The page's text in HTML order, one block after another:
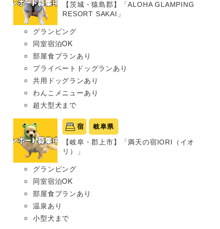
【茨城・猿島郡】「ALOHA GLAMPING
RESORT SAKAI」
グランピング
同室宿泊OK
部屋食プランあり
プライベートドッグランあり
共用ドッグランあり
わんこメニューあり
超大型犬まで
宿 岐阜県
【岐阜・郡上市】「満天の宿IORI（イオ
リ）」
グランピング
同室宿泊OK
部屋食プランあり
温泉あり
小型犬まで